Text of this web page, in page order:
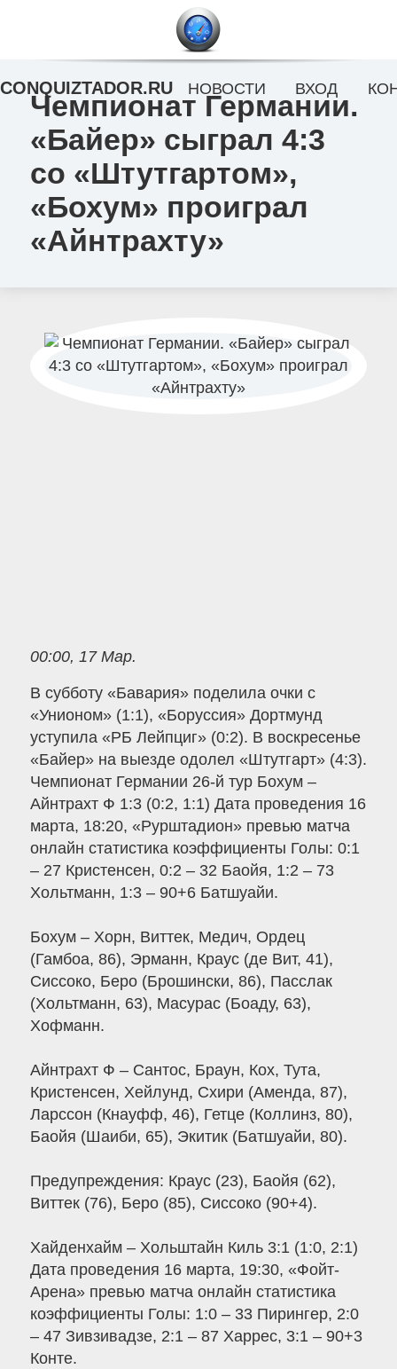
Чемпионат Германии.
«Байер» сыграл 4:3
со «Штутгартом»,
«Бохум» проиграл
«Айнтрахту»
00:00, 17 Мар.
В субботу «Бавария» поделила очки с
«Унионом» (1:1), «Боруссия» Дортмунд
уступила «РБ Лейпциг» (0:2). В воскресенье
«Байер» на выезде одолел «Штутгарт» (4:3).
Чемпионат Германии 26-й тур Бохум –
Айнтрахт Ф 1:3 (0:2, 1:1) Дата проведения 16
марта, 18:20, «Рурштадион» превью матча
онлайн статистика коэффициенты Голы: 0:1
– 27 Кристенсен, 0:2 – 32 Баойя, 1:2 – 73
Хольтманн, 1:3 – 90+6 Батшуайи.
Бохум – Хорн, Виттек, Медич, Ордец
(Гамбоа, 86), Эрманн, Краус (де Вит, 41),
Сиссоко, Беро (Брошински, 86), Пасслак
(Хольтманн, 63), Масурас (Боаду, 63),
Хофманн.
Айнтрахт Ф – Сантос, Браун, Кох, Тута,
Кристенсен, Хейлунд, Схири (Аменда, 87),
Ларссон (Кнауфф, 46), Гетце (Коллинз, 80),
Баойя (Шаиби, 65), Экитик (Батшуайи, 80).
Предупреждения: Краус (23), Баойя (62),
Виттек (76), Беро (85), Сиссоко (90+4).
Хайденхайм – Хольштайн Киль 3:1 (1:0, 2:1)
Дата проведения 16 марта, 19:30, «Фойт-
Арена» превью матча онлайн статистика
коэффициенты Голы: 1:0 – 33 Пирингер, 2:0
– 47 Зивзивадзе, 2:1 – 87 Харрес, 3:1 – 90+3
Конте.
CONQUIZTADOR.RU НОВОСТИ ВХОД